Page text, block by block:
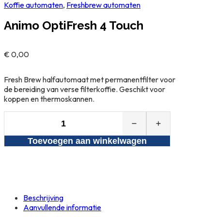
Koffie automaten, Freshbrew automaten
Animo OptiFresh 4 Touch
€ 0,00
Fresh Brew halfautomaat met permanentfilter voor
de bereiding van verse filterkoffie. Geschikt voor
koppen en thermoskannen.
OptiFresh
4
Toevoegen aan winkelwagen
Beschrijving
Aanvullende informatie